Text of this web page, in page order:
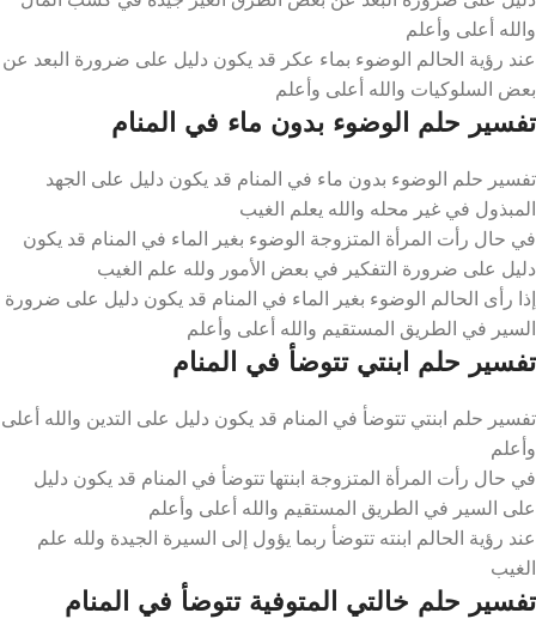
والله أعلى وأعلم
عند رؤية الحالم الوضوء بماء عكر قد يكون دليل على ضرورة البعد عن
بعض السلوكيات والله أعلى وأعلم
تفسير حلم الوضوء بدون ماء في المنام
تفسير حلم الوضوء بدون ماء في المنام قد يكون دليل على الجهد
المبذول في غير محله والله يعلم الغيب
في حال رأت المرأة المتزوجة الوضوء بغير الماء في المنام قد يكون
دليل على ضرورة التفكير في بعض الأمور ولله علم الغيب
إذا رأى الحالم الوضوء بغير الماء في المنام قد يكون دليل على ضرورة
السير في الطريق المستقيم والله أعلى وأعلم
تفسير حلم ابنتي تتوضأ في المنام
تفسير حلم ابنتي تتوضأ في المنام قد يكون دليل على التدين والله أعلى
وأعلم
في حال رأت المرأة المتزوجة ابنتها تتوضأ في المنام قد يكون دليل
على السير في الطريق المستقيم والله أعلى وأعلم
عند رؤية الحالم ابنته تتوضأ ربما يؤول إلى السيرة الجيدة ولله علم
الغيب
تفسير حلم خالتي المتوفية تتوضأ في المنام